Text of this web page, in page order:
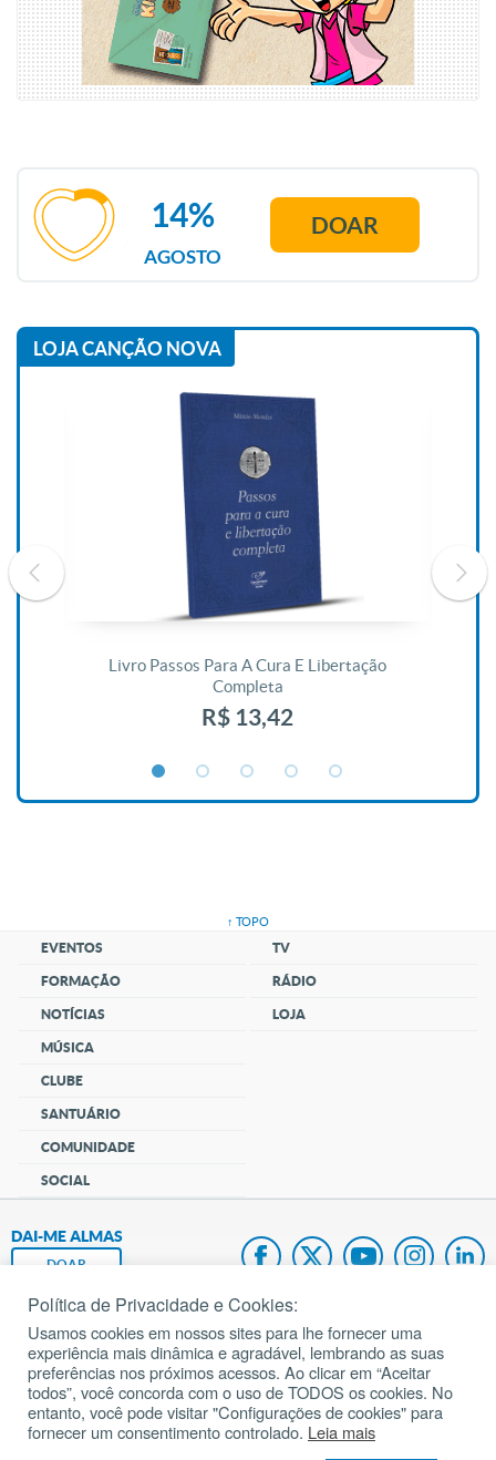
AGOSTO
14% DOAR
LOJA CANÇÃO NOVA
Livro Passos Para A Cura E Libertação
Completa
R$ 13,42
↑ TOPO
EVENTOS
FORMAÇÃO
NOTÍCIAS
MÚSICA
CLUBE
SANTUÁRIO
COMUNIDADE
SOCIAL
TV
RÁDIO
LOJA
DAI-ME ALMAS
DOAR
Fundação João Paulo II
Pedido de Oração
Mapa do site
Política de Privacidade e Cookies:
Usamos cookies em nossos sites para lhe fornecer uma
experiência mais dinâmica e agradável, lembrando as suas
preferências nos próximos acessos. Ao clicar em “Aceitar
todos”, você concorda com o uso de TODOS os cookies. No
entanto, você pode visitar "Configurações de cookies" para
fornecer um consentimento controlado. Leia mais